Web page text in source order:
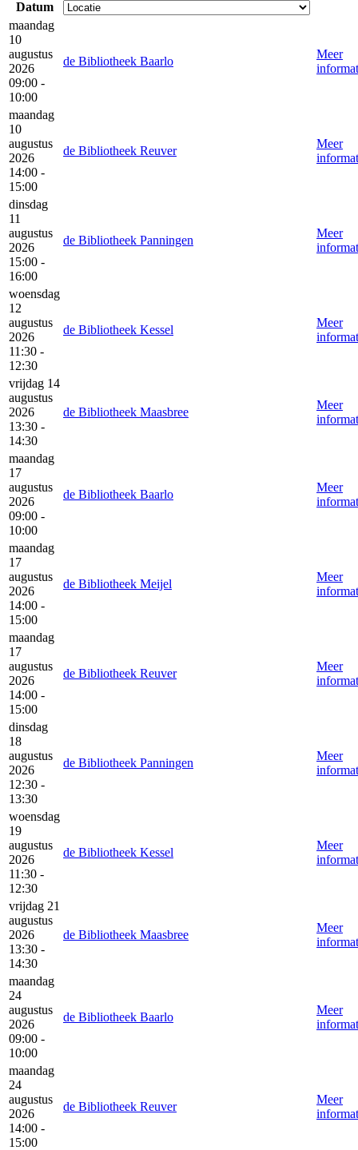
Datum
maandag
10
augustus
2026
09:00 -
10:00
de Bibliotheek Baarlo
Meer
maandag
10
augustus
2026
14:00 -
15:00
de Bibliotheek Reuver
Meer
dinsdag
11
augustus
2026
15:00 -
16:00
de Bibliotheek Panningen
Meer
woensdag
12
augustus
2026
11:30 -
12:30
de Bibliotheek Kessel
Meer
vrijdag 14
augustus
2026
13:30 -
14:30
de Bibliotheek Maasbree
Meer
maandag
17
augustus
2026
09:00 -
10:00
de Bibliotheek Baarlo
Meer
maandag
17
augustus
2026
14:00 -
15:00
de Bibliotheek Meijel
Meer
maandag
17
augustus
2026
14:00 -
15:00
de Bibliotheek Reuver
Meer
dinsdag
18
augustus
2026
12:30 -
13:30
de Bibliotheek Panningen
Meer
woensdag
19
augustus
2026
11:30 -
12:30
de Bibliotheek Kessel
Meer
vrijdag 21
augustus
2026
13:30 -
14:30
de Bibliotheek Maasbree
Meer
maandag
24
augustus
2026
09:00 -
10:00
de Bibliotheek Baarlo
Meer
maandag
24
augustus
2026
14:00 -
15:00
de Bibliotheek Reuver
Meer